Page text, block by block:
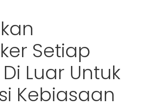
Setiap
Luar Untuk
Kebiasaan